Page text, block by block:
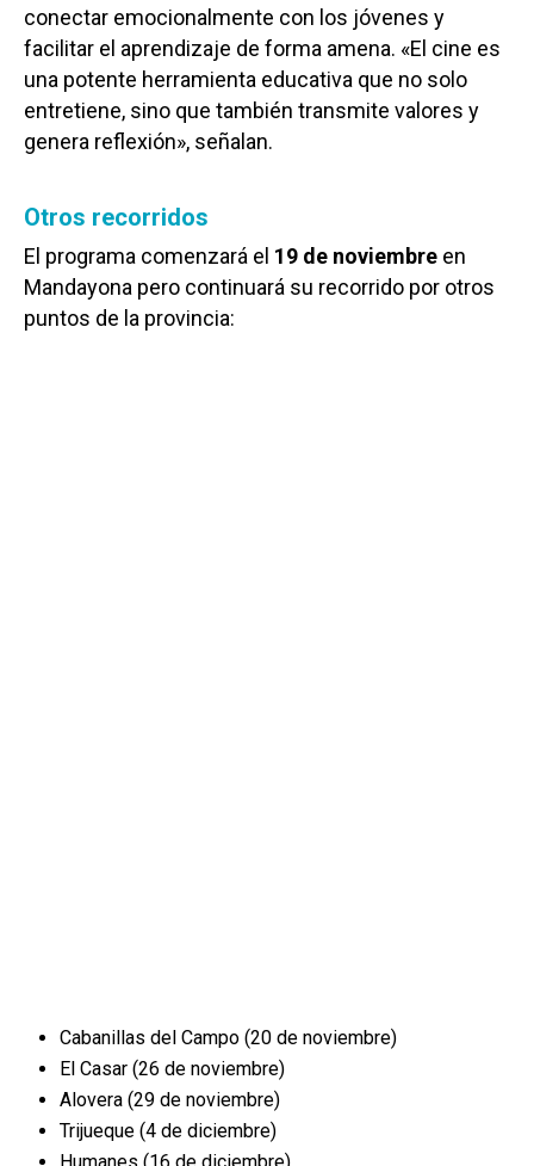
conectar emocionalmente con los jóvenes y
facilitar el aprendizaje de forma amena. «El cine es
una potente herramienta educativa que no solo
entretiene, sino que también transmite valores y
genera reflexión», señalan.
Otros recorridos
El programa comenzará el 19 de noviembre en
Mandayona pero continuará su recorrido por otros
puntos de la provincia:
Cabanillas del Campo (20 de noviembre)
El Casar (26 de noviembre)
Alovera (29 de noviembre)
Trijueque (4 de diciembre)